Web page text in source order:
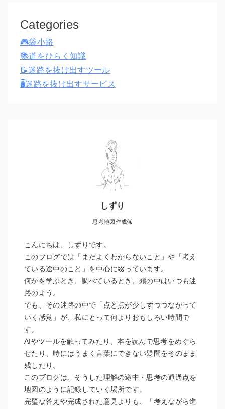
Categories
🎮袋小路
📚道をひらく知識
📝迷路を抜け出すツール
🖥️迷路を抜け出すサービス
しずり
思考地図作成係
こんにちは、しずりです。
このブログでは「まだよくわからないこと」や「考え
ている途中のこと」を中心に綴っています。
何かを学ぶとき、調べているとき、頭の中はいつも迷
路のよう。
でも、その迷路の中で「点と点が少しずつつながって
いく感覚」が、私にとって何よりおもしろい時間で
す。
AIやツールを触ってみたり、本を読んで思考をめぐら
せたり、時にはうまく言葉にできない疑問をそのまま
残したり。
このブログは、そうした理解の途中・思考の通過点を
地図のように記録していく場所です。
完璧な答えや完成された意見よりも、「考えながら進